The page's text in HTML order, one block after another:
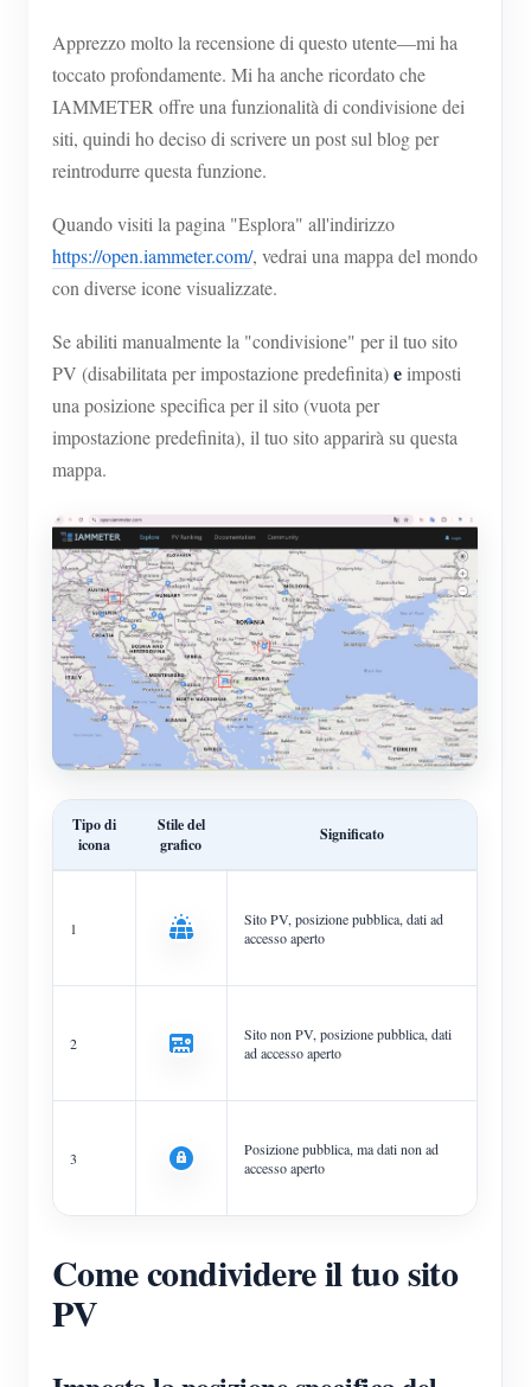
Apprezzo molto la recensione di questo utente—mi ha
toccato profondamente. Mi ha anche ricordato che
IAMMETER offre una funzionalità di condivisione dei
siti, quindi ho deciso di scrivere un post sul blog per
reintrodurre questa funzione.
Quando visiti la pagina "Esplora" all'indirizzo
https://open.iammeter.com/, vedrai una mappa del mondo
con diverse icone visualizzate.
Se abiliti manualmente la "condivisione" per il tuo sito
PV (disabilitata per impostazione predefinita)eimposti
una posizione specifica per il sito (vuota per
impostazione predefinita), il tuo sito apparirà su questa
mappa.
Tipo di
icona
Stile del
grafico
Significato
1
Sito PV, posizione pubblica, dati ad
accesso aperto
2
Sito non PV, posizione pubblica, dati
ad accesso aperto
3
Posizione pubblica, ma dati non ad
accesso aperto
Come condividere il tuo sito
PV